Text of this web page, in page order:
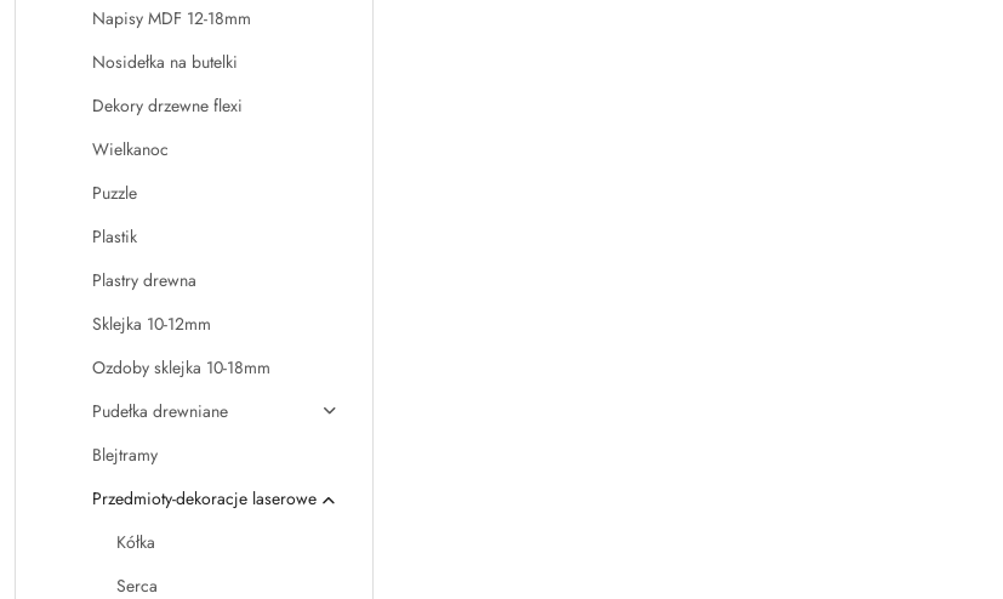
Napisy MDF 12-18mm
Nosidełka na butelki
Dekory drzewne flexi
Wielkanoc
Puzzle
Plastik
Plastry drewna
Sklejka 10-12mm
Ozdoby sklejka 10-18mm
Pudełka drewniane
Blejtramy
Przedmioty-dekoracje laserowe
Kółka
Serca